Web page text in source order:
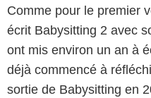
Comme pour le premier
écrit Babysitting 2 avec
ont mis environ un an à
déjà commencé à
sortie de Babysitting en